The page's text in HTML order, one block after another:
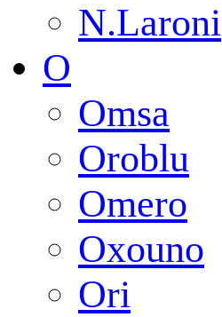
N.Laroni
O
Omsa
Oroblu
Omero
Oxouno
Ori